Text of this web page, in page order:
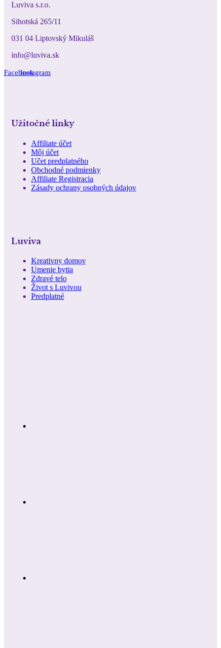
Luviva s.r.o.
Sihotská 265/11
031 04 Liptovský Mikuláš
info@luviva.sk
FacebookInstagram
Užitočné linky
Affiliate účet
Môj účet
Učet predplatného
Obchodné podmienky
Affiliate Registracia
Zásady ochrany osobných údajov
Luviva
Kreativny domov
Umenie bytia
Zdravé telo
Život s Luvivou
Predplatné